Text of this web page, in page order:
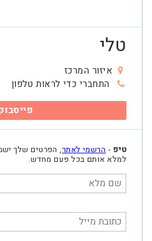
טלי
איזור המרכז
התחברי כדי לראות טלפון
טיפ - הרשמי לאתר, הפרטים שלך
למלא אותם בכל פעם מחדש.